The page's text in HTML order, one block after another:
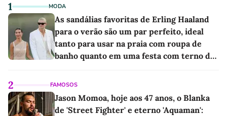
1 MODA
As sandálias favoritas de Erling Haaland
para o verão são um par perfeito, ideal
tanto para usar na praia com roupa de
banho quanto em uma festa com terno de
2 FAMOSOS
Jason Momoa, hoje aos 47 anos, o Blanka
de 'Street Fighter' e eterno 'Aquaman':